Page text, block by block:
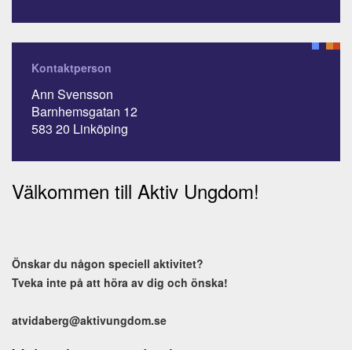
Kontaktperson
Ann Svensson
Barnhemsgatan 12
583 20 Linköping
Välkommen till Aktiv Ungdom!
Önskar du någon speciell aktivitet?
Tveka inte på att höra av dig och önska!
atvidaberg@aktivungdom.se